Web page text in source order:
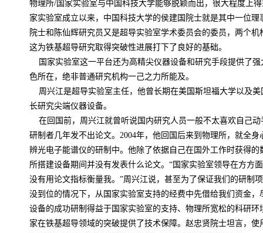
物理所/ 国家实验室与中国科技大学能够脱颖而出，很大程度上
家实验室成立以来，中国科技大学的侯建国院士就是其中一位
院士和陈仙辉研究员又是超导实验室学术委员会的委员，两个
这为铁基超导研究取得突破性进展打下了良好的基础。
国家实验室这一平台还为高精尖仪器设备和研究手段提供了
色所在，绝非普通研究机构一己之力所能及。
周兴江是超导实验室主任，他曾长期在美国斯坦福大学以及
长研究尖端仪器设备。
在回国前，周兴江就曾听说国内研究人员一般不太喜欢自己
研制者几年发不出论文。 2004年，他回国后来到物理所，就全
辨光电子能谱仪的研制中。他除了依据自己在国外工作时获得
所搭建设备期间并没有发表什么论文。“国家实验室领导在方方
没有用论文指标衡量我。”周兴江说，甚至为了保证我们的研制
没到位的情况下，从国家实验室支持的经费中先借给我们资金
设备的成功研制得益于国家实验室的支持、物理所宽松的科研
家在铁基超导领域的突破提供了技术保障。赵忠贤院士坦言，